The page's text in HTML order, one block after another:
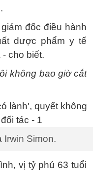
giám đốc điều hành
dược phẩm y tế
cho biết.
không bao giờ cắt
Irwin Simon.
vị tỷ phú 63 tuổi